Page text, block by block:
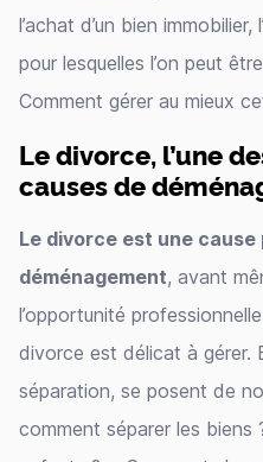
l’achat d’un bien
pour lesquelles l’on peut
Comment gérer au mieux
Le divorce, l’une
causes de
Le divorce est une
déménagement, avant
l’opportunité
divorce est délicat à gérer.
séparation, se posent de
comment séparer les biens